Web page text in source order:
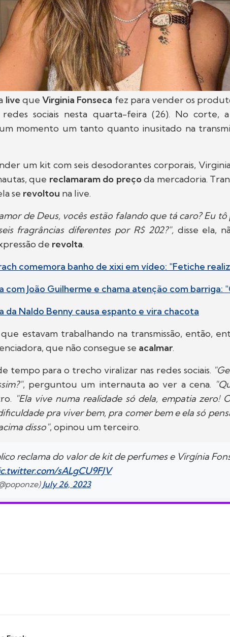
live queVirginia Fonseca fez para vender os
redes sociais nesta quarta-feira (26). No corte,
momento um tanto quanto inusitado na
um kit com seis desodorantes corporais,
que reclamaram do preçoda mercadoria.
se revoltou na live.
de Deus, vocês estão falando que tá caro? Eu tô
fragrâncias diferentes por R$ 202?", disse ela,
de revolta.
comemora banho de xixi em vídeo: "Fetiche
com João Guilherme e chama atenção com barriga:
da Naldo Benny causa espanto e vira chacota
estavam trabalhando na transmissão, então,
que não consegue se acalmar.
tempo para o trecho viralizar nas redes sociais.
, perguntou um internauta ao ver a cena.
"Ela vive numa realidade só dela, empatia zero!
pra viver bem, pra comer bem e ela só
disso", opinou um terceiro.
reclama do valor de kit de perfumes e Virgínia
sALgCU9FJV
July 26, 2023